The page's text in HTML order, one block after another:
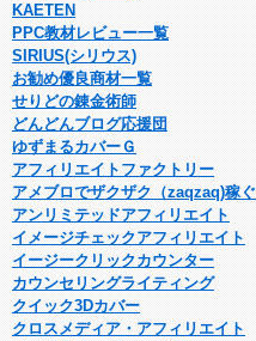
KAETEN
PPC教材レビュー一覧
SIRIUS(シリウス)
お勧め優良商材一覧
せりどの錬金術師
どんどんブログ応援団
ゆずまるカバーＧ
アフィリエイトファクトリー
アメブロでザクザク（zaqzaq)稼ぐ
アンリミテッドアフィリエイト
イメージチェックアフィリエイト
イージークリックカウンター
カウンセリングライティング
クイック3Dカバー
クロスメディア・アフィリエイト